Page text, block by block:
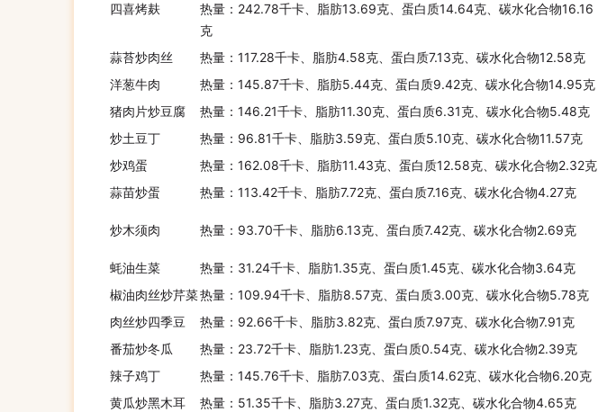
四喜烤麸
热量：242.78千卡、脂肪13.69克、蛋白质14.64克、碳水化合物16.16
克
蒜苔炒肉丝 热量：117.28千卡、脂肪4.58克、蛋白质7.13克、碳水化合物12.58克
洋葱牛肉
热量：145.87千卡、脂肪5.44克、蛋白质9.42克、碳水化合物14.95克
猪肉片炒豆腐
热量：146.21千卡、脂肪11.30克、蛋白质6.31克、碳水化合物5.48克
炒土豆丁
热量：96.81千卡、脂肪3.59克、蛋白质5.10克、碳水化合物11.57克
炒鸡蛋
热量：162.08千卡、脂肪11.43克、蛋白质12.58克、碳水化合物2.32克
蒜苗炒蛋
热量：113.42千卡、脂肪7.72克、蛋白质7.16克、碳水化合物4.27克
炒木须肉 热量：93.70千卡、脂肪6.13克、蛋白质7.42克、碳水化合物2.69克
蚝油生菜
热量：31.24千卡、脂肪1.35克、蛋白质1.45克、碳水化合物3.64克
椒油肉丝炒芹菜热量：109.94千卡、脂肪8.57克、蛋白质3.00克、碳水化合物5.78克
肉丝炒四季豆
热量：92.66千卡、脂肪3.82克、蛋白质7.97克、碳水化合物7.91克
番茄炒冬瓜
热量：23.72千卡、脂肪1.23克、蛋白质0.54克、碳水化合物2.39克
辣子鸡丁
热量：145.76千卡、脂肪7.03克、蛋白质14.62克、碳水化合物6.20克
黄瓜炒黑木耳
热量：51.35千卡、脂肪3.27克、蛋白质1.32克、碳水化合物4.65克